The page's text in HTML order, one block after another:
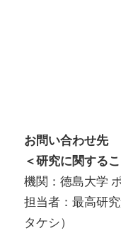
お問い合わせ先
＜研究に関する
機関：徳島大学
担当者：最高研
タケシ）